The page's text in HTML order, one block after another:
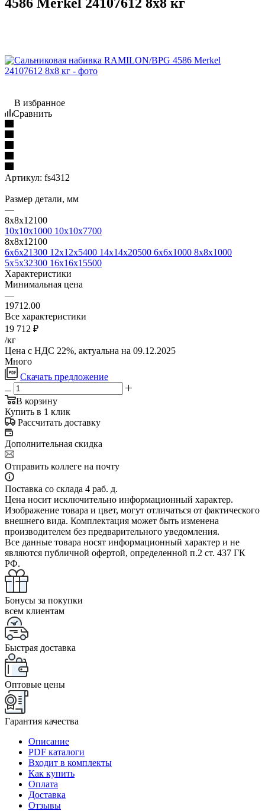
В избранное
Сравнить
Артикул: fs4312
Размер детали, мм
—
8х8х12100
10x10x1000 10x10x7700
8х8х12100
6х6х21300 12x12х5400 14x14x20500 6x6x1000 8x8x1000
5x5x32300 16x16x15500
Характеристики
Минимальная цена
—
19712.00
Все характеристики
19 712 ₽
/кг
Цена с НДС 22%, актуальна на 09.12.2025
Много
Скачать предложение
В корзину
Купить в 1 клик
Рассчитать доставку
Дополнительная скидка
Отправить коллеге на почту
Поставка со склада 4 раб. д.
Цена носит исключительно информационный характер.
Изображение товара и цвет, могут отличаться от фактического
внешнего вида. Комплектация может быть изменена
производителем без предварительного уведомления.
Все данные товара носят информационный характер и не
являются публичной офертой, определенной п.2 ст. 437 ГК
РФ.
Бонусы за покупки
всем клиентам
Быстрая доставка
Оптовые цены
Гарантия качества
Описание
PDF каталоги
Входит в комплекты
Как купить
Оплата
Доставка
Отзывы